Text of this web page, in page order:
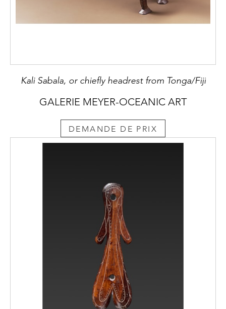
Kali Sabala, or chiefly headrest from Tonga/Fiji
GALERIE MEYER-OCEANIC ART
DEMANDE DE PRIX